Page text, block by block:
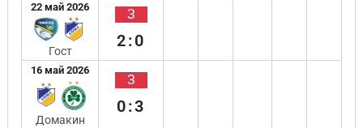
22 май 2026
Гост
З
2:0
16 май 2026
Домакин
З
0:3